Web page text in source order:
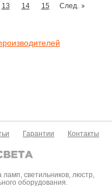
13 14 15 След.
Гарантии Контакты
светильников, люстр,
оборудования.